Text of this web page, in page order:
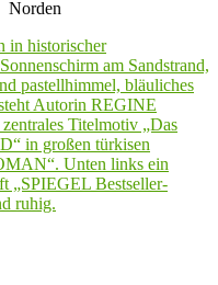
Norden